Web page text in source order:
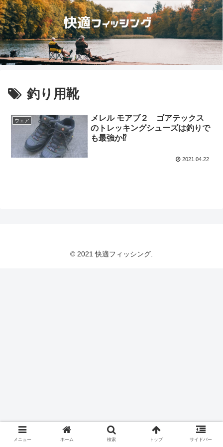
釣り用靴
ウェア
メレル モアブ２ ゴアテックス
のトレッキングシューズは釣りで
も最強か⁉
2021.04.22
© 2021 快適フィッシング.
メニュー ホーム 検索 トップ サイドバー